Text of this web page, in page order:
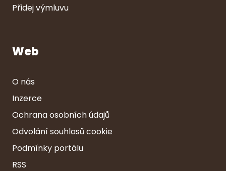
Přidej výmluvu
Web
O nás
Inzerce
Ochrana osobních údajů
Odvolání souhlasů cookie
Podmínky portálu
RSS